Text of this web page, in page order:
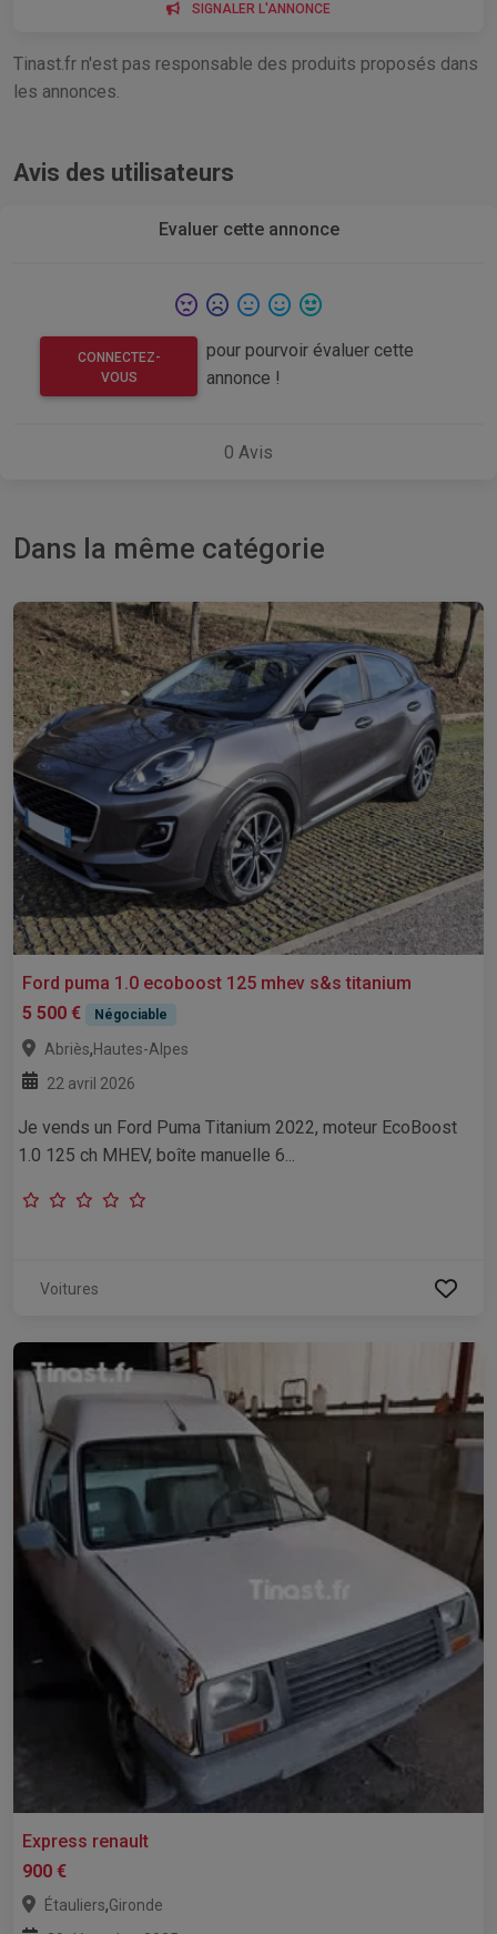
SIGNALER L'ANNONCE
Tinast.fr n'est pas responsable des produits proposés dans
les annonces.
Avis des utilisateurs
Evaluer cette annonce
CONNECTEZ-
VOUS
pour pourvoir évaluer cette
annonce !
0 Avis
Dans la même catégorie
Ford puma 1.0 ecoboost 125 mhev s&s titanium
5 500 €
Négociable
Abriès,Hautes-Alpes
22 avril 2026
Je vends un Ford Puma Titanium 2022, moteur EcoBoost
1.0 125 ch MHEV, boîte manuelle 6...
Voitures
Express renault
900 €
Étauliers,Gironde